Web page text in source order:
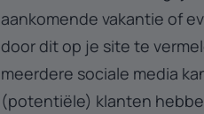
aankomende vakantie of
door dit op je site te
meerdere sociale media
(potentiële) klanten